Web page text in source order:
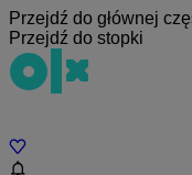
Przejdź do głównej
Przejdź do stopki